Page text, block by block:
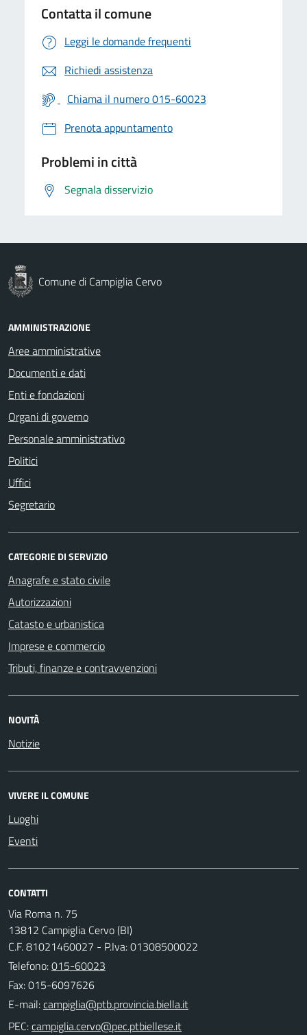
Contatta il comune
Leggi le domande frequenti
Richiedi assistenza
Chiama il numero 015-60023
Prenota appuntamento
Problemi in città
Segnala disservizio
Comune di Campiglia Cervo
AMMINISTRAZIONE
Aree amministrative
Documenti e dati
Enti e fondazioni
Organi di governo
Personale amministrativo
Politici
Uffici
Segretario
CATEGORIE DI SERVIZIO
Anagrafe e stato civile
Autorizzazioni
Catasto e urbanistica
Imprese e commercio
Tributi, finanze e contravvenzioni
NOVITÀ
Notizie
VIVERE IL COMUNE
Luoghi
Eventi
CONTATTI
Via Roma n. 75
13812 Campiglia Cervo (BI)
C.F. 81021460027 - P.Iva: 01308500022
Telefono:015-60023
Fax: 015-6097626
E-mail:
PEC: